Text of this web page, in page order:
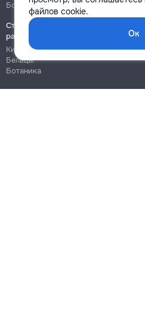
файлов cookie.
Ок
Ботаника
Строительно-монтажные
работы
Кишинёв
Бельцы
Ботаника